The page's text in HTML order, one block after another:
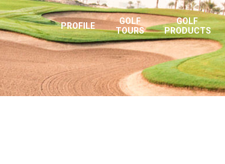
PROFILE
GOLF
TOURS
GOLF
PRODUCTS